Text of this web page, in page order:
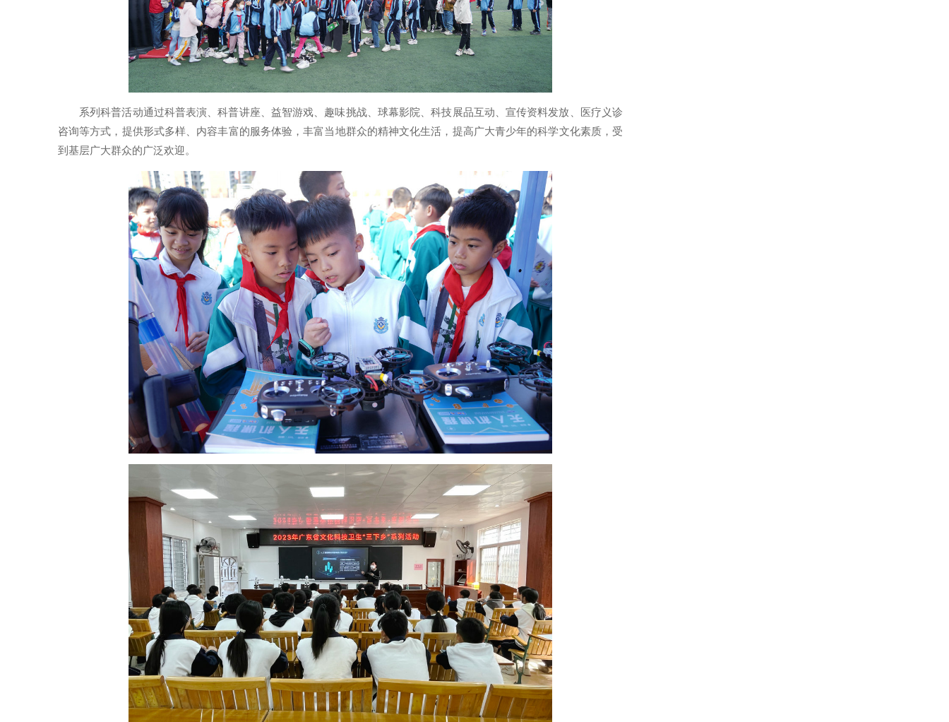
系列科普活动通过科普表演、科普讲座、益智游戏、趣味挑战、球幕影院、科技展品互动、宣传资料发放、医疗义诊
咨询等方式，提供形式多样、内容丰富的服务体验，丰富当地群众的精神文化生活，提高广大青少年的科学文化素质，受
到基层广大群众的广泛欢迎。